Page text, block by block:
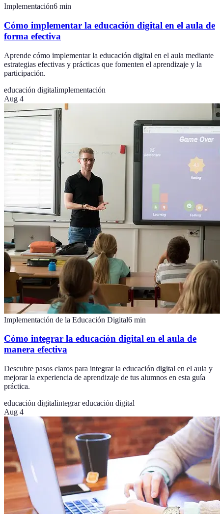
Implementación6 min
Cómo implementar la educación digital en el aula de
forma efectiva
Aprende cómo implementar la educación digital en el aula mediante
estrategias efectivas y prácticas que fomenten el aprendizaje y la
participación.
educación digitalimplementación
Aug 4
Implementación de la Educación Digital6 min
Cómo integrar la educación digital en el aula de
manera efectiva
Descubre pasos claros para integrar la educación digital en el aula y
mejorar la experiencia de aprendizaje de tus alumnos en esta guía
práctica.
educación digitalintegrar educación digital
Aug 4